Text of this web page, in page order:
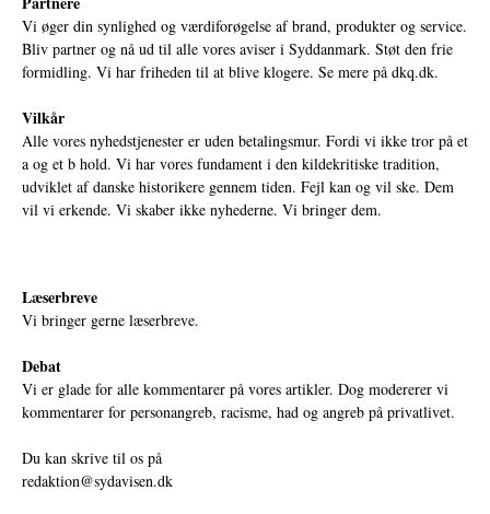
Vi øger din synlighed og værdiforøgelse af brand, produkter og service.
Bliv partner og nå ud til alle vores aviser i Syddanmark. Støt den frie
formidling. Vi har friheden til at blive klogere. Se mere på dkq.dk.
Vilkår
Alle vores nyhedstjenester er uden betalingsmur. Fordi vi ikke tror på et
a og et b hold. Vi har vores fundament i den kildekritiske tradition,
udviklet af danske historikere gennem tiden. Fejl kan og vil ske. Dem
vil vi erkende. Vi skaber ikke nyhederne. Vi bringer dem.
Læserbreve
Vi bringer gerne læserbreve.
Debat
Vi er glade for alle kommentarer på vores artikler. Dog modererer vi
kommentarer for personangreb, racisme, had og angreb på privatlivet.
Du kan skrive til os på
redaktion@sydavisen.dk